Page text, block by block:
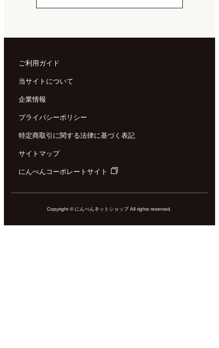
ご利用ガイド
当サイトについて
企業情報
プライバシーポリシー
特定商取引に関する法律に基づく表記
サイトマップ
にんべんコーポレートサイト
Copyright © にんべんネットショップ All rights reserved.